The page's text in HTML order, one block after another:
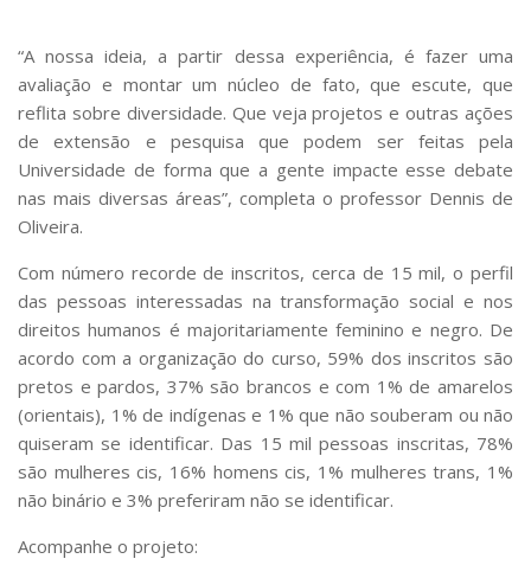
“A nossa ideia, a partir dessa experiência, é fazer uma
avaliação e montar um núcleo de fato, que escute, que
reflita sobre diversidade. Que veja projetos e outras ações
de extensão e pesquisa que podem ser feitas pela
Universidade de forma que a gente impacte esse debate
nas mais diversas áreas”, completa o professor Dennis de
Oliveira.
Com número recorde de inscritos, cerca de 15 mil, o perfil
das pessoas interessadas na transformação social e nos
direitos humanos é majoritariamente feminino e negro. De
acordo com a organização do curso, 59% dos inscritos são
pretos e pardos, 37% são brancos e com 1% de amarelos
(orientais), 1% de indígenas e 1% que não souberam ou não
quiseram se identificar. Das 15 mil pessoas inscritas, 78%
são mulheres cis, 16% homens cis, 1% mulheres trans, 1%
não binário e 3% preferiram não se identificar.
Acompanhe o projeto: